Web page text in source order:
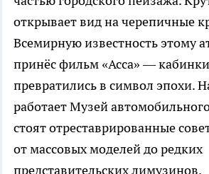
открывает вид на черепичные
Всемирную известность этому
принёс фильм «Асса» —
превратились в символ эпохи.
работает Музей
стоят отреставрированные
от массовых моделей до редких
представительских лимузинов.